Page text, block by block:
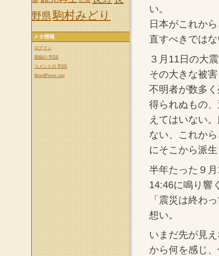
い。
日本がこれか
直すべきでは
３月11日の大
その大きな被
不明者が数多
得られぬもの
えてはいない
ない、これか
にそこから派
半年たった９
14:46に鳴り響
「震災は終わ
想い。
いまだ先が見
から何を感じ
野県駒村みどり
メタ情報
ログイン
投稿の RSS
コメントの RSS
WordPress.org